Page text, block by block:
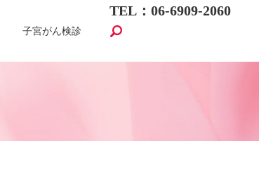
TEL：06-6909-2060
子宮がん検診